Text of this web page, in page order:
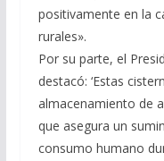
positivamente en la
rurales».
Por su parte, el
destacó: ‘Estas
almacenamiento de
que asegura un
consumo humano